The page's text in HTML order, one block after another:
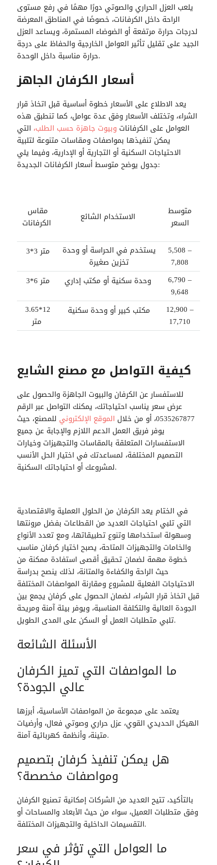
يلعب العزل الحراري والصوتي دورًا مهمًا في رفع مستوى
الراحة داخل الكرفانات، خصوصًا في المناطق المعرضة
لدرجات حرارة مرتفعة أو الضوضاء المستمرة، ويساعد العزل
الجيد على تقليل تأثير العوامل الخارجية والحفاظ على درجة
حرارة مناسبة داخل الوحدة.
يعد الاطلاع على الأسعار خطوة أساسية قبل اتخاذ قرار
الشراء، وتختلف الأسعار وفق عدة عوامل، كما تنطبق هذه
العوامل على الكرفانات وبيوت جاهزة حسب الطلب، التي
يمكن تنفيذها بمواصفات ومقاسات متنوعة لتلبية
الاحتياجات السكنية أو التجارية أو الإدارية، وفيما يلي
جدول يوضح متوسط أسعار الكرفانات الجديدة:
مقاس
متوسط
السعر
3*3 متر
يستخدم في الحراسة أو وحدة
تخزين صغيرة
5,508 –
7,808
3*6 متر
6,790 –
9,648
3.65*12
مكتب كبير أو وحدة سكنية
12,900 –
17,710
كيفية التواصل مع مصنع الشايع
للاستفسار عن الكرفان والبيوت الجاهزة والحصول على
عرض سعر يناسب احتياجاتك، يمكنك التواصل عبر الرقم
0535267877، أو من خلال
الموقع الإلكتروني للمصنع، حيث
يوفر فريق العمل الدعم اللازم والإجابة عن جميع
الاستفسارات المتعلقة بالمقاسات والتجهيزات وخيارات
التصميم المختلفة، لمساعدتك في اختيار الحل الأنسب
لمشروعك أو احتياجاتك السكنية.
في الختام يعد الكرفان من الحلول العملية والاقتصادية
التي تلبي احتياجات العديد من القطاعات بفضل مرونتها
وسهولة استخدامها وتنوع تطبيقاتها، ومع تعدد الأنواع
والخامات والتجهيزات المتاحة، يصبح اختيار كرفان مناسب
خطوة مهمة لضمان تحقيق أقصى استفادة ممكنة من
حيث الراحة والكفاءة والمتانة، لذلك ينصح بدراسة
الاحتياجات الفعلية للمشروع ومقارنة المواصفات المختلفة
قبل اتخاذ قرار الشراء، لضمان الحصول على كرفان يجمع بين
الجودة العالية والتكلفة المناسبة، ويوفر بيئة آمنة ومريحة
تلبي متطلبات العمل أو السكن على المدى الطويل.
ما المواصفات التي تميزالكرفان
عالي الجودة؟
يعتمد على مجموعة من المواصفات الأساسية، أبرزها
الهيكل الحديدي القوي، عزل حراري وصوتي فعال، وأرضيات
متينة، وأنظمة كهربائية آمنة.
هل يمكن تنفيذ كرفان بتصميم
ومواصفات مخصصة؟
بالتأكيد، تتيح العديد من الشركات إمكانية تصنيع الكرفان
وفق متطلبات العميل، سواء من حيث الأبعاد والمساحات أو
التقسيمات الداخلية والتجهيزات المختلفة.
ما العوامل التي تؤثر في سعر